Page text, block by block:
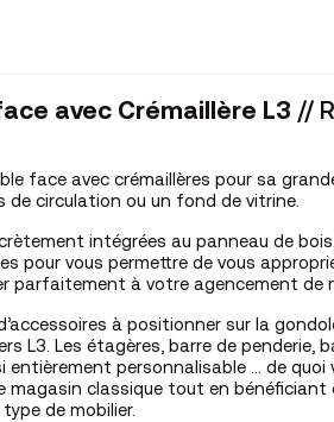
avec Crémaillère L3 //
face avec crémaillères pour sa
de circulation ou un fond de vitrine.
intégrées au panneau de
pour vous permettre de vous
parfaitement à votre agencement de
à positionner sur la
L3. Les étagères, barre de penderie,
entièrement personnalisable … de quoi
magasin classique tout en bénéficiant
de mobilier.